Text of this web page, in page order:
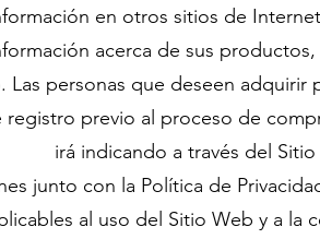
en otros sitios de
acerca de sus
Las personas que deseen
previo al proceso de
irá indicando a través del
junto con la Política de
al uso del Sitio Web y a la